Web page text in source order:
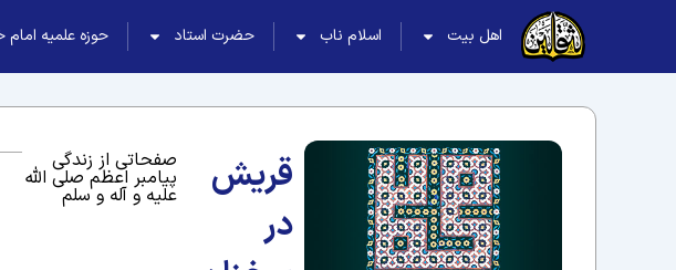
اهل بیت اسلام ناب حضرت استاد حوزه علمیه امام
قریش
در
صفحاتی از زندگی
پیامبر اعظم صلی الله
علیه و آله و سلم